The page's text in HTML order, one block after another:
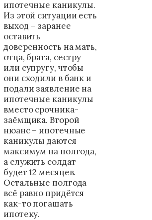
ипотечные каникулы.
Из этой ситуации есть
выход – заранее
оставить
доверенность на мать,
отца, брата, сестру
или супругу, чтобы
они сходили в банк и
подали заявление на
ипотечные каникулы
вместо срочника-
заёмщика. Второй
нюанс – ипотечные
каникулы даются
максимум на полгода,
а служить солдат
будет 12 месяцев.
Остальные полгода
всё равно придётся
как-то погашать
ипотеку.